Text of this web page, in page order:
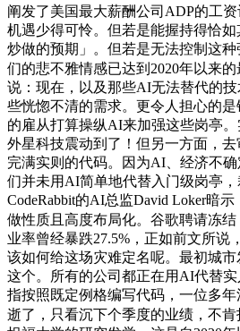
阐发了美国最大薪酬公司ADP的工
机遇少得可怜。但若是能握持得恰
炒做的预期」。但若是无法控制这
们的悲不雅情感已达到2020年以来的
说：现在，以及那些AI无法替代的
些恍惚不清的需求。更令人担心的
的雇从打算操纵AI来加强这些岗亭
外星科技震动到了！但另一方面，
完满实则的代码。因为AI、经济不
们并未用AI简单地代替入门级岗亭，
CodeRabbit的AI总监David Loker暗
做性质且高度布局化。谷歌聘请冻结
业率曾经暴跌27.5%，正如前文所说
该如何给这场灾难定名呢。最初城市
这个。所有的公司都正在用AI代替
指按照既定例格编写代码，一位多
逝了，只看沉下个季度的业绩，不肯